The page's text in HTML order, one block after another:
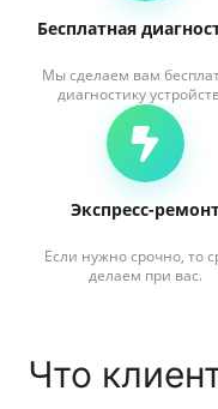
Бесплатная
Мы сделаем вам
диагностику
Экспресс-
Если нужно срочно, то
делаем при вас.
Что